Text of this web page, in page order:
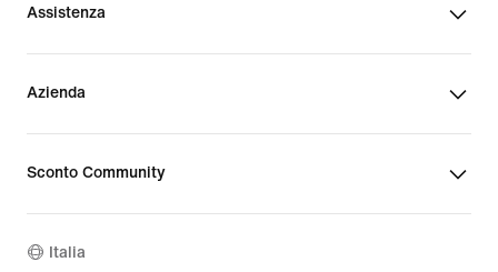
Assistenza
Azienda
Sconto Community
Italia